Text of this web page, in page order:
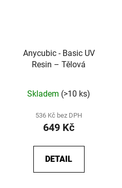
Anycubic - Basic UV
Resin – Tělová
Skladem (>10 ks)
536 Kč bez DPH
649 Kč
DETAIL